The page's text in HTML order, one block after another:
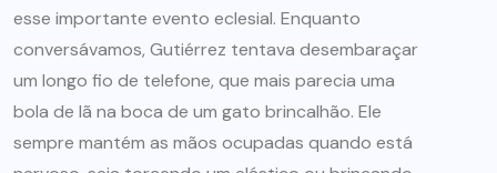
esse importante evento eclesial. Enquanto
conversávamos, Gutiérrez tentava desembaraçar
um longo fio de telefone, que mais parecia uma
bola de lã na boca de um gato brincalhão. Ele
sempre mantém as mãos ocupadas quando está